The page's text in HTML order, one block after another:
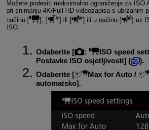
Možete podesiti maksimalno ograničenje za ISO
pri snimanju 4K/Full HD videozapisa s ubrzanim
načinu [
], [ ] ili [ ] ili u načinu [
] uz
ISO.
Odaberite [ : ISO speed
Postavke ISO osjetljivosti] (
).
Odaberite [
Max for Auto /
automatsko].